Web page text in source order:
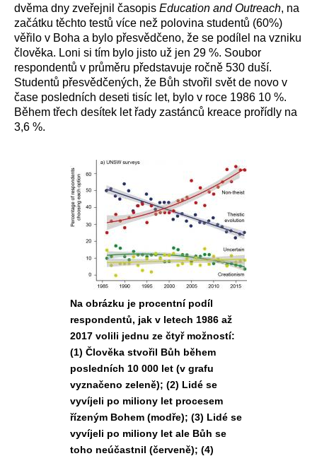
dvěma dny zveřejnil časopis Education and Outreach, na
začátku těchto testů více než polovina studentů (60%)
věřilo v Boha a bylo přesvědčeno, že se podílel na vzniku
člověka. Loni si tím bylo jisto už jen 29 %. Soubor
respondentů v průměru představuje ročně 530 duší.
Studentů přesvědčených, že Bůh stvořil svět de novo v
čase posledních deseti tisíc let, bylo v roce 1986 10 %.
Během třech desítek let řady zastánců kreace prořídly na
3,6 %.
Na obrázku je procentní podíl
respondentů, jak v letech 1986 až
2017 volili jednu ze čtyř možností:
(1) Člověka stvořil Bůh během
posledních 10 000 let (v grafu
vyznačeno zeleně); (2) Lidé se
vyvíjeli po miliony let procesem
řízeným Bohem (modře); (3) Lidé se
vyvíjeli po miliony let ale Bůh se
toho neúčastnil (červeně); (4)